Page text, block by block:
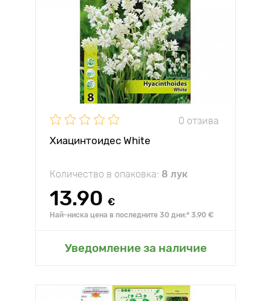
0 отзива
Хиацинтоидес White
Количество в опаковка: 8 лук
13.90 €
Най-ниска цена в последните 30 дни:* 3.90 €
Уведомление за наличие